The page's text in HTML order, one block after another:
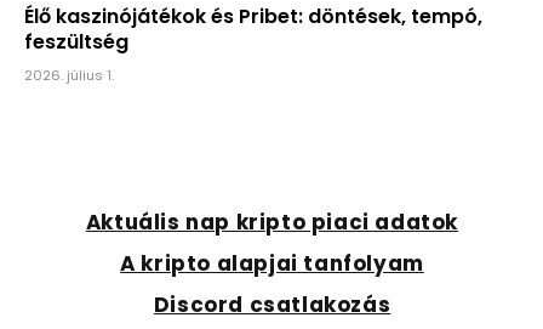
Élő kaszinójátékok és Pribet: döntések, tempó,
feszültség
2026. július 1.
Aktuális nap kripto piaci adatok
A kripto alapjai tanfolyam
Discord csatlakozás